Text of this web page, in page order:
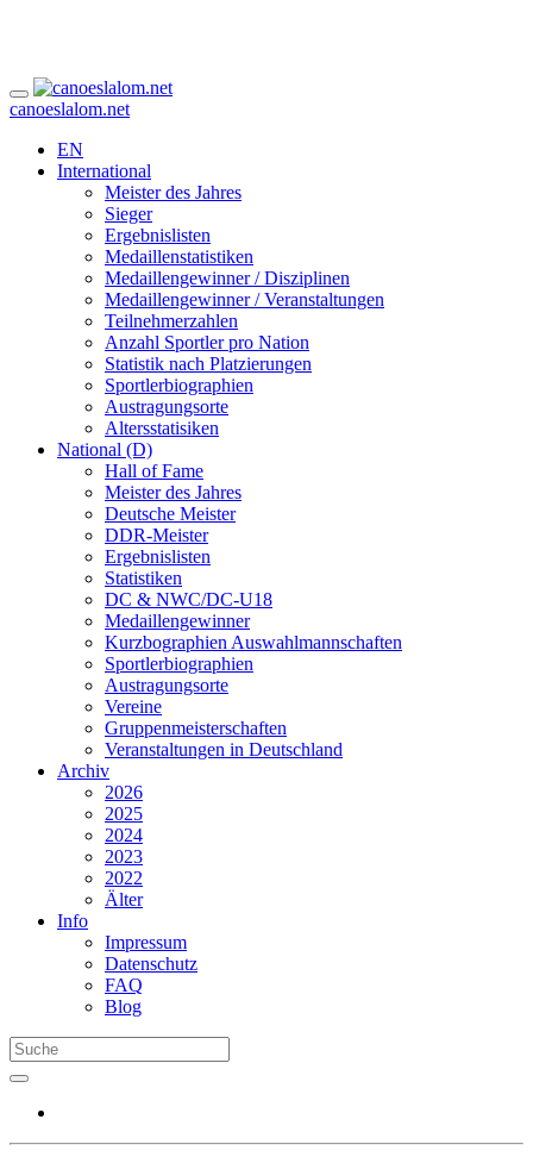
canoeslalom.net
EN
International
Meister des Jahres
Sieger
Ergebnislisten
Medaillenstatistiken
Medaillengewinner / Disziplinen
Medaillengewinner / Veranstaltungen
Teilnehmerzahlen
Anzahl Sportler pro Nation
Statistik nach Platzierungen
Sportlerbiographien
Austragungsorte
Altersstatisiken
National (D)
Hall of Fame
Meister des Jahres
Deutsche Meister
DDR-Meister
Ergebnislisten
Statistiken
DC & NWC/DC-U18
Medaillengewinner
Kurzbographien Auswahlmannschaften
Sportlerbiographien
Austragungsorte
Vereine
Gruppenmeisterschaften
Veranstaltungen in Deutschland
Archiv
2026
2025
2024
2023
2022
Älter
Info
Impressum
Datenschutz
FAQ
Blog